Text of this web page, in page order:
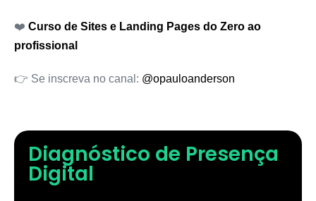
❤️ Curso de Sites e Landing Pages do Zero ao
profissional
👉 Se inscreva no canal: @opauloanderson
Diagnóstico de Presença
Digital